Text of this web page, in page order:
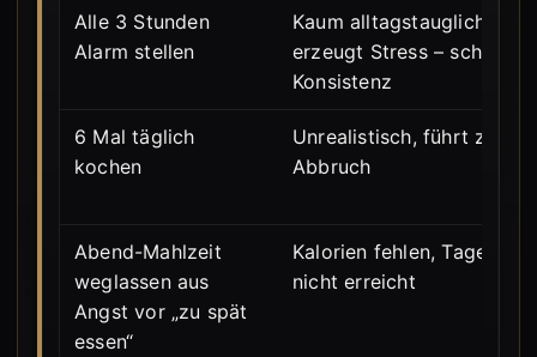
Alle 3 Stunden
Alarm stellen
Kaum alltagstauglich,
erzeugt Stress – schadet
Konsistenz
6 Mal täglich
kochen
Unrealistisch, führt zu
Abbruch
Abend-Mahlzeit
weglassen aus
Angst vor „zu spät
essen“
Kalorien fehlen, Tagesziel
nicht erreicht